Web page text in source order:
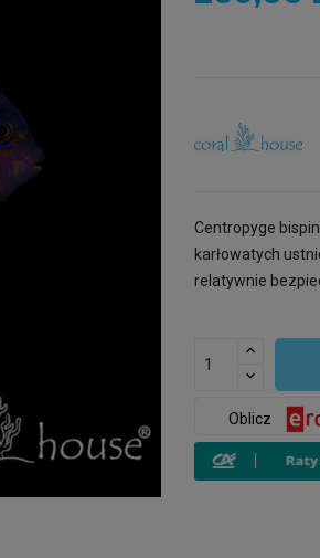
Centropyge
karłowatych
relatywnie
Oblicz